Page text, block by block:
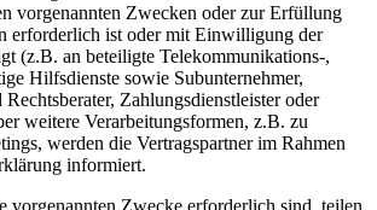
vorgenannten Zwecken oder zur Erfüllung
erforderlich ist oder mit Einwilligung der
(z.B. an beteiligte Telekommunikations-,
Hilfsdienste sowie Subunternehmer,
Zahlungsdienstleister oder
weitere Verarbeitungsformen, z.B. zu
werden die Vertragspartner im Rahmen
informiert.